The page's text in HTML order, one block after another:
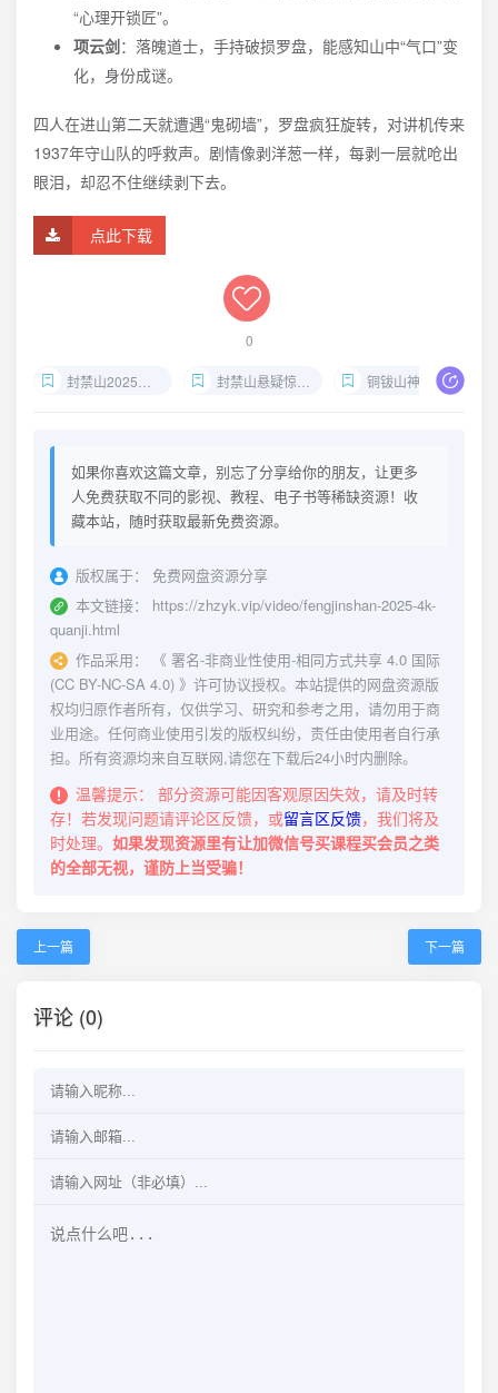
“心理开锁匠”。
项云剑：落魄道士，手持破损罗盘，能感知山中“气口”变
化，身份成谜。
四人在进山第二天就遭遇“鬼砌墙”，罗盘疯狂旋转，对讲机传来
1937年守山队的呼救声。剧情像剥洋葱一样，每剥一层就呛出
眼泪，却忍不住继续剥下去。
点此下载
0
封禁山2025全集4K下载 封禁山悬疑惊悚剧百度网盘 铜钹山神秘事件国产剧
如果你喜欢这篇文章，别忘了分享给你的朋友，让更多
人免费获取不同的影视、教程、电子书等稀缺资源！收
藏本站，随时获取最新免费资源。
版权属于：
免费网盘资源分享
本文链接：
https://zhzyk.vip/video/fengjinshan-2025-4k-
quanji.html
作品采用：
《 署名-非商业性使用-相同方式共享 4.0 国际
(CC BY-NC-SA 4.0) 》许可协议授权。本站提供的网盘资源版
权均归原作者所有，仅供学习、研究和参考之用，请勿用于商
业用途。任何商业使用引发的版权纠纷，责任由使用者自行承
担。所有资源均来自互联网,请您在下载后24小时内删除。
温馨提示：
部分资源可能因客观原因失效，请及时转
存！若发现问题请评论区反馈，或留言区反馈，我们将及
时处理。 如果发现资源里有让加微信号买课程买会员之类
的全部无视，谨防上当受骗！
上一篇 下一篇
评论 (0)